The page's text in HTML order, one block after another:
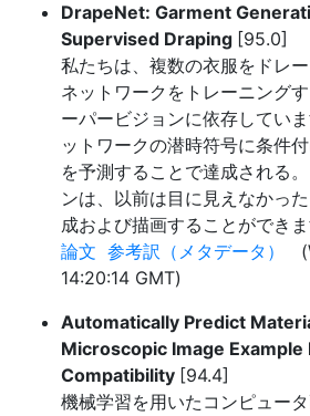
DrapeNet: Garment
Supervised Draping [95.0]
私たちは、複数の衣服をドレ
ネットワークをトレーニング
ーパービジョンに依存してい
ットワークの潜時符号に条件
を予測することで達成される
ンは、以前は目に見えなかっ
成および描画することができま
論文 参考訳（メタデータ）
14:20:14 GMT)
Automatically Predict
Microscopic Image Example
Compatibility [94.4]
機械学習を用いたコンピュー